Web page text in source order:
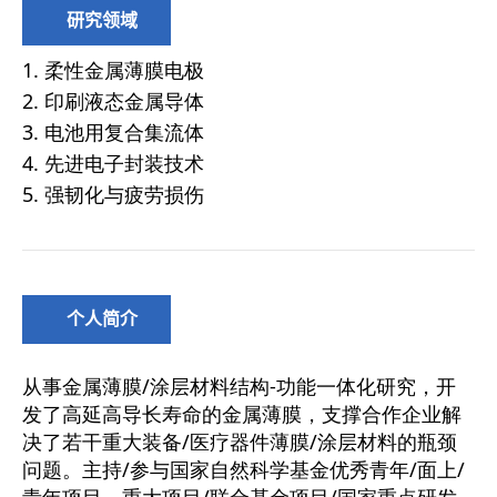
研究领域
个人简介